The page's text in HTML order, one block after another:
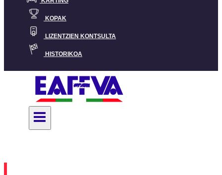
KOPAK
LIZENTZIEN KONTSULTA
HISTORIKOA